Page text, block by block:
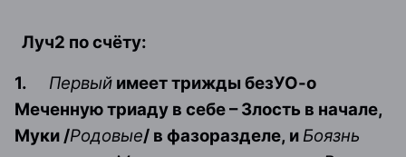
Луч2 по счёту:
1.
Первый имеет трижды безУО-о
Меченную триаду в себе – Злость в начале,
Муки /Родовые/ в фазоразделе, и Боязнь